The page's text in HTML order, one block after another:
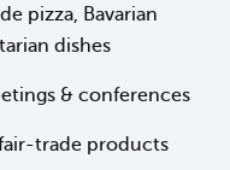
pizza, Bavarian
dishes
& conferences
trade products